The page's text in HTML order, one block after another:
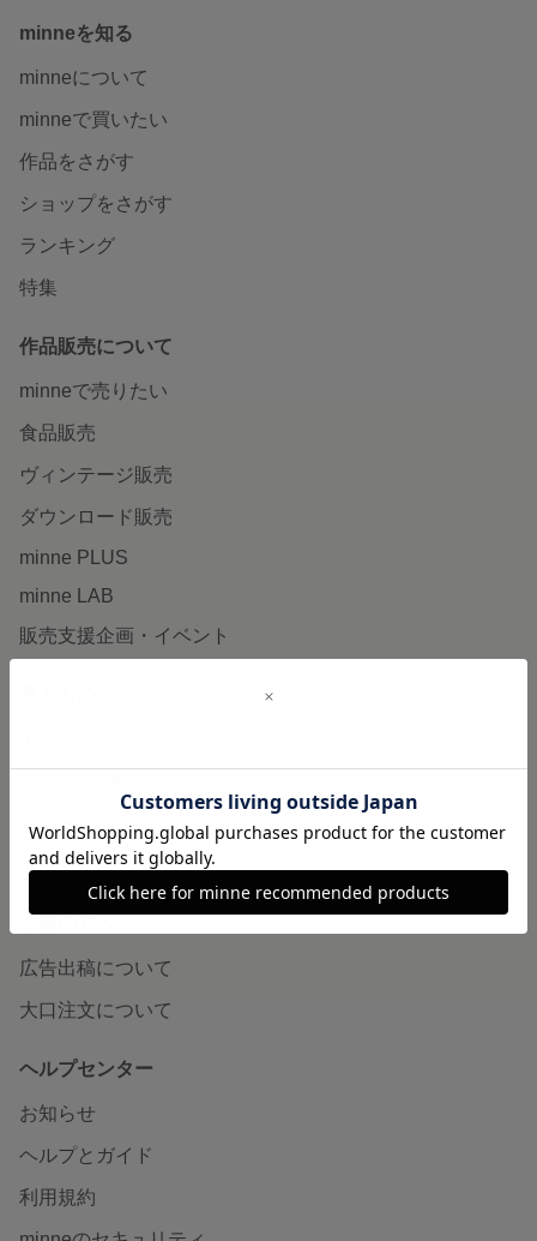
minneを知る
minneについて
minneで買いたい
作品をさがす
ショップをさがす
ランキング
特集
作品販売について
minneで売りたい
食品販売
ヴィンテージ販売
ダウンロード販売
minne PLUS
minne LAB
販売支援企画・イベント
ニュース
minneの本
広告出稿について
大口注文について
ヘルプセンター
お知らせ
ヘルプとガイド
利用規約